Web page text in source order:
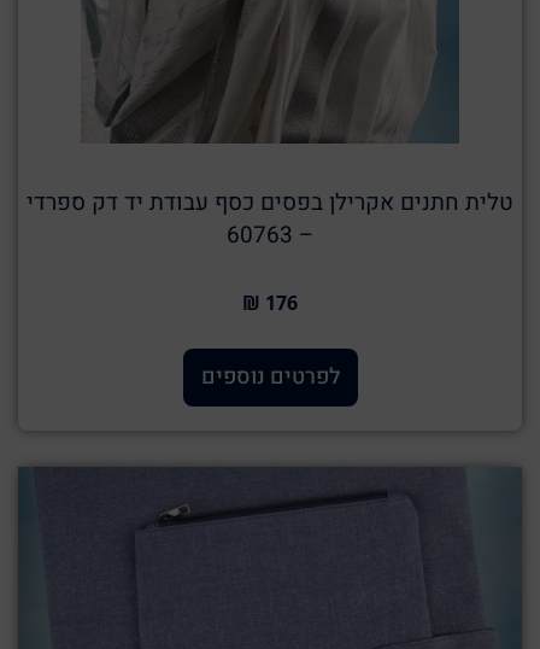
טלית חתנים אקרילן בפסים כסף עבודת יד דק ספרדי
– 60763
176 ₪
לפרטים נוספים